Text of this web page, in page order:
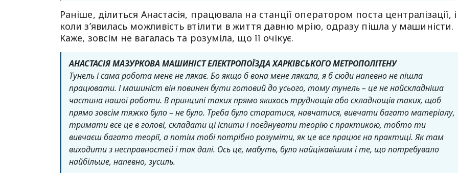
Раніше, ділиться Анастасія, працювала на станції оператором поста централізації, і
коли з’явилась можливість втілити в життя давню мрію, одразу пішла у машиністи.
Каже, зовсім не вагалась та розуміла, що її очікує.
АНАСТАСІЯ МАЗУРКОВА МАШИНІСТ ЕЛЕКТРОПОЇЗДА ХАРКІВСЬКОГО МЕТРОПОЛІТЕНУ
Тунель і сама робота мене не лякає. Бо якщо б вона мене лякала, я б сюди напевно не пішла
працювати. І машиніст він повинен бути готовий до усього, тому тунель – це не найскладніша
частина нашої роботи. В принципі таких прямо якихось труднощів або складнощів таких, щоб
прямо зовсім тяжко було – не було. Треба було старатися, навчатися, вивчати багато матеріалу,
тримати все це в голові, складати ці іспити і поєднувати теорію с практикою, тобто ти
вивчаєш багато теорії, а потім тобі потрібно розуміти, як це все працює на практиці. Як там
виходити з несправностей і так далі. Ось це, мабуть, було найцікавішим і те, що потребувало
найбільше, напевно, зусиль.